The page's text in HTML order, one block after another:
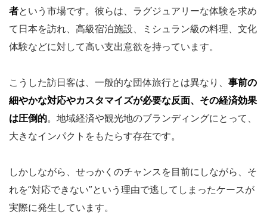
者という市場です。彼らは、ラグジュアリーな体験を求め
て日本を訪れ、高級宿泊施設、ミシュラン級の料理、文化
体験などに対して高い支出意欲を持っています。
こうした訪日客は、一般的な団体旅行とは異なり、 事前の
細やかな対応やカスタマイズが必要な反面、その経済効果
は圧倒的。地域経済や観光地のブランディングにとって、
大きなインパクトをもたらす存在です。
しかしながら、せっかくのチャンスを目前にしながら、そ
れを“対応できない”という理由で逃してしまったケースが
実際に発生しています。